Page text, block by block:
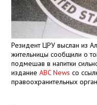
Резидент ЦРУ выслан из
жительницы сообщили о
подмешав в напитки
изданиеABC News со
правоохранительных